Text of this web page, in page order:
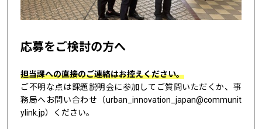
応募をご検討の方へ
担当課への直接のご連絡はお控えください。
ご不明な点は課題説明会に参加してご質問いただくか、事
務局へお問い合わせ（urban_innovation_japan@communit
ylink.jp）ください。